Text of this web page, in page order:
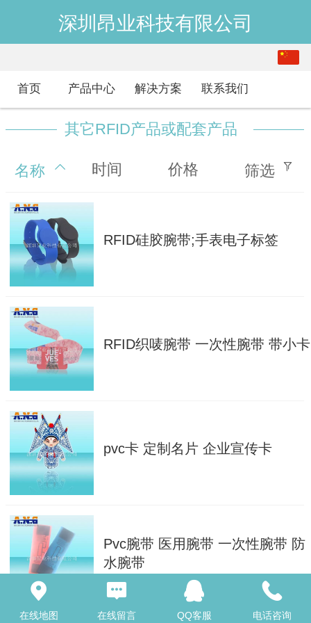
深圳昂业科技有限公司
English
首页 产品中心 解决方案 联系我们
其它RFID产品或配套产品
名称 时间 价格 筛选
RFID硅胶腕带;手表电子标签
RFID织唛腕带 一次性腕带 带小卡
pvc卡 定制名片 企业宣传卡
Pvc腕带 医用腕带 一次性腕带 防
水腕带
在线地图 在线留言 QQ客服 电话咨询